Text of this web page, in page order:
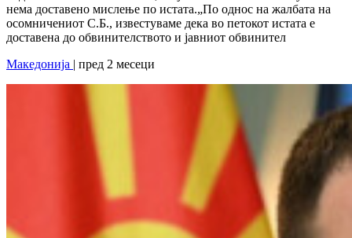
нема доставено мислење по истата.„По однос на жалбата на
осомничениот С.Б., известуваме дека во петокот истата е
доставена до обвинителството и јавниот обвинител
Македонија | пред 2 месеци